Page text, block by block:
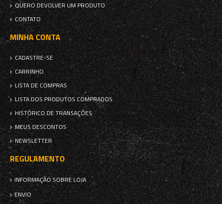
QUERO DEVOLVER UM PRODUTO
CONTATO
MINHA CONTA
CADASTRE-SE
CARRINHO
LISTA DE COMPRAS
LISTA DOS PRODUTOS COMPRADOS
HISTÓRICO DE TRANSAÇÕES
MEUS DESCONTOS
NEWSLETTER
REGULAMENTO
INFORMAÇÃO SOBRE LOJA
ENVIO